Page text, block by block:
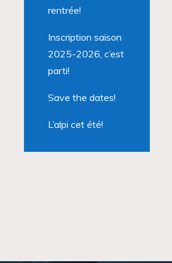
rentrée!
Inscription saison
2025-2026, c’est
parti!
Save the dates!
L’alpi cet été!